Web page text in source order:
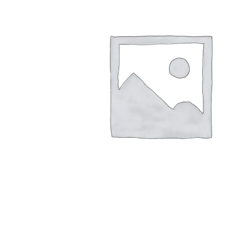
Arbres fruitiers
Plantes méditerranéennes et exotiques
Plantes
Plantes
Plantes
Plantes
Plantes